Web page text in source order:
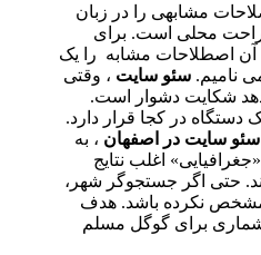
مشابهی را در زبان
محلی است. برای
آن اصطلاحات مشابه را یک
نامیم. سئو سایت ، وقتی
دستگاه در کجا قرار دارد.
سئو سایت در اصفهان ، به
اغلب نتایج
حتی اگر جستجوگر شهر،
مشخص نکرده باشد. هدف
برای گوگل مسلم